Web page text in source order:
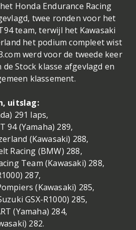
Honda Endurance Racing
twee ronden voor het
team, terwijl het Kawasaki
het podium compleet wist
werd voor de tweede keer
Stock klasse afgevlagd en
klassement.
uitslag:
291 laps,
94 (Yamaha) 289,
(Kawasaki) 288,
Racing (BMW) 288,
Team (Kawasaki) 288,
287,
(Kawasaki) 285,
GSX-R1000) 285,
(Yamaha) 284,
282.